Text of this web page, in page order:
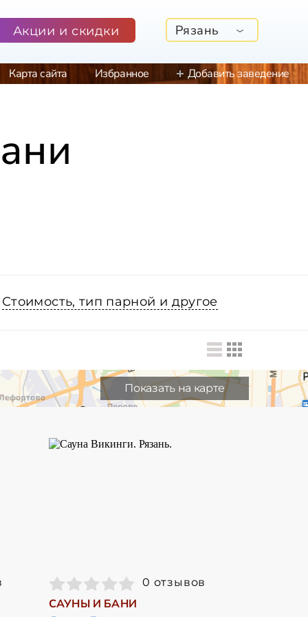
Акции и скидки Рязань
Карта сайта Избранное Добавить заведение
Стоимость, тип парной и другое
Показать на карте
0 отзывов
САУНЫ И БАНИ